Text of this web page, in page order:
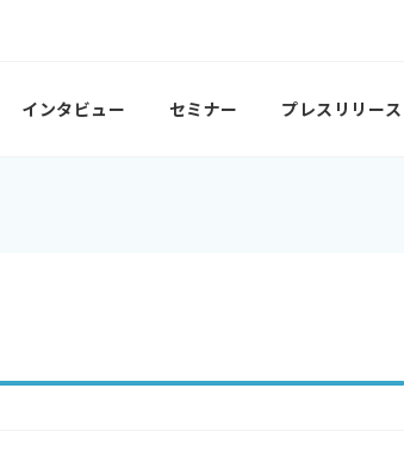
インタビュー セミナー プレスリリース